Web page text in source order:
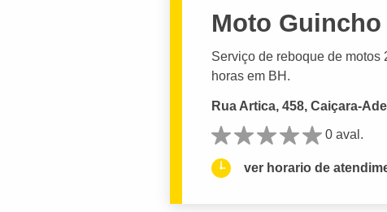
Moto
Serviço de reboque de
horas em BH.
Rua Artica, 458, Caiçara-
0 aval.
ver horario de